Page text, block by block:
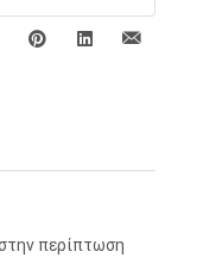
περίπτωση